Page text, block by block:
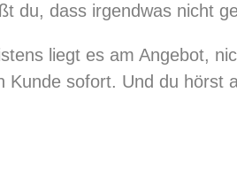
du, dass irgendwas nicht
liegt es am Angebot,
Kunde sofort. Und du hörst